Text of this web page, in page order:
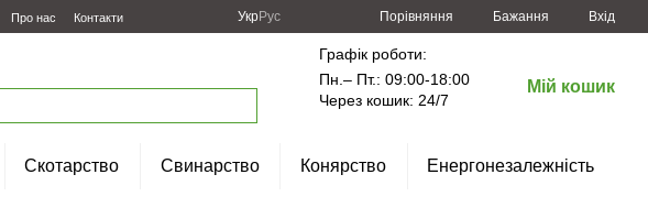
Про нас Контакти УкрРус Порівняння Бажання Вхід
Графік роботи:
Пн.– Пт.: 09:00-18:00
Через кошик: 24/7
Мій кошик
Скотарство Свинарство Конярство Енергонезалежність